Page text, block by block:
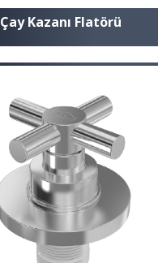
Çay Kazanı Flatörü